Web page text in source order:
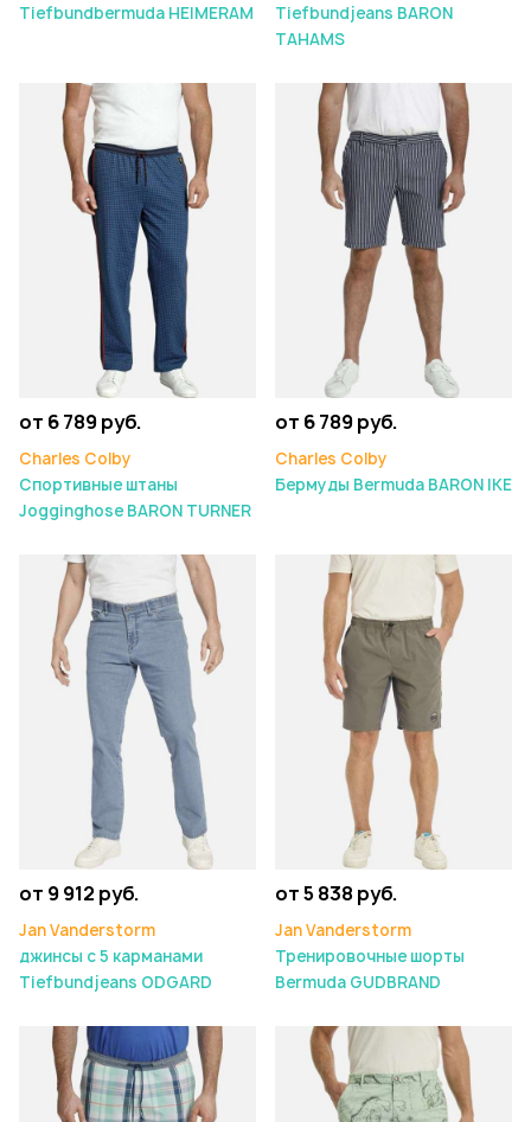
Tiefbundbermuda HEIMERAM
Tiefbundjeans BARON
TAHAMS
от 6 789 руб.
Charles Colby
Спортивные штаны
Jogginghose BARON TURNER
от 6 789 руб.
Charles Colby
Бермуды Bermuda BARON IKE
от 9 912 руб.
Jan Vanderstorm
джинсы с 5 карманами
Tiefbundjeans ODGARD
от 5 838 руб.
Jan Vanderstorm
Тренировочные шорты
Bermuda GUDBRAND